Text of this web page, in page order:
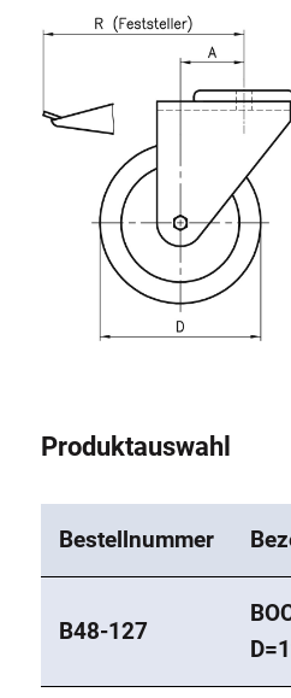
Rollbahnsystem
Produktauswahl
Bestellnummer
B48-127